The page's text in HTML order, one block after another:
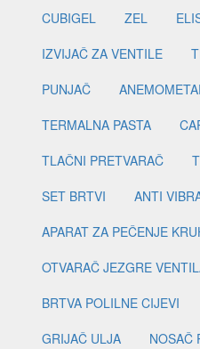
CUBIGEL
ZEL
IZVIJAČ ZA VENTILE
PUNJAČ
TERMALNA PASTA
TLAČNI PRETVARAČ
SET BRTVI
ANTI
APARAT ZA PEČENJE
OTVARAČ JEZGRE
BRTVA POLILNE CIJEVI
GRIJAČ ULJA
NOSAČ